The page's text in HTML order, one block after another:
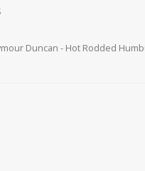
Duncan - Hot Rodded